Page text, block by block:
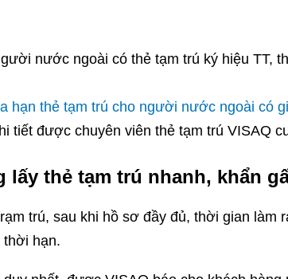
nước ngoài có thẻ tạm trú ký hiệu TT,
hạn thẻ tạm trú cho người nước ngoài có
tiết được chuyên viên thẻ tạm trú VISAQ
lấy thẻ tạm trú nhanh, khẩn
trú, sau khi hồ sơ đầy đủ, thời gian làm
thời hạn.